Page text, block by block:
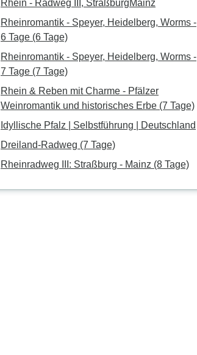
Rhein - Radweg III, StraßburgMainz
Rheinromantik - Speyer, Heidelberg, Worms -
6 Tage (6 Tage)
Rheinromantik - Speyer, Heidelberg, Worms -
7 Tage (7 Tage)
Rhein & Reben mit Charme - Pfälzer
Weinromantik und historisches Erbe (7 Tage)
Idyllische Pfalz | Selbstführung | Deutschland
Dreiland-Radweg (7 Tage)
Rheinradweg III: Straßburg - Mainz (8 Tage)